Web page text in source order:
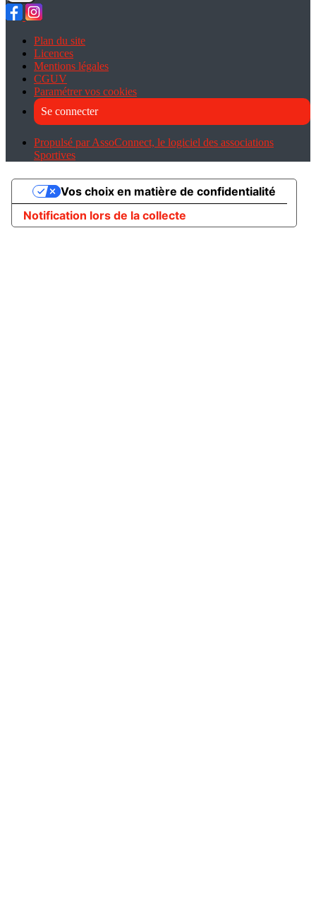
Plan du site
Licences
Mentions légales
CGUV
Paramétrer vos cookies
Se connecter
Propulsé par AssoConnect, le logiciel des associations
Sportives
Notification lors de la collecte
Vos choix en matière de confidentialité